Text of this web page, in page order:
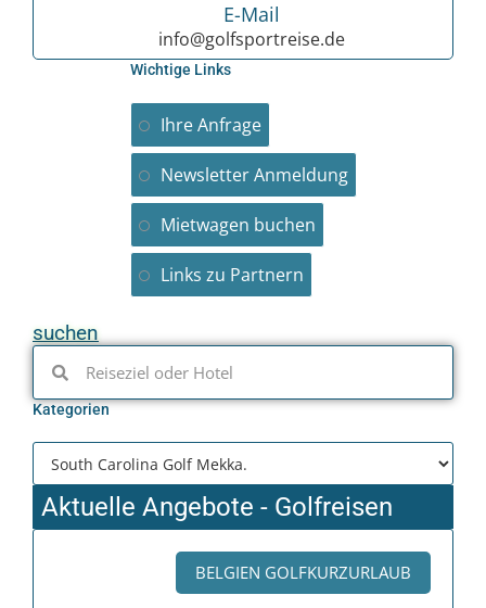
E-Mail
info@golfsportreise.de
Wichtige Links
Ihre Anfrage
Newsletter Anmeldung
Mietwagen buchen
Links zu Partnern
suchen
Kategorien
Aktuelle Angebote - Golfreisen
BELGIEN GOLFKURZURLAUB